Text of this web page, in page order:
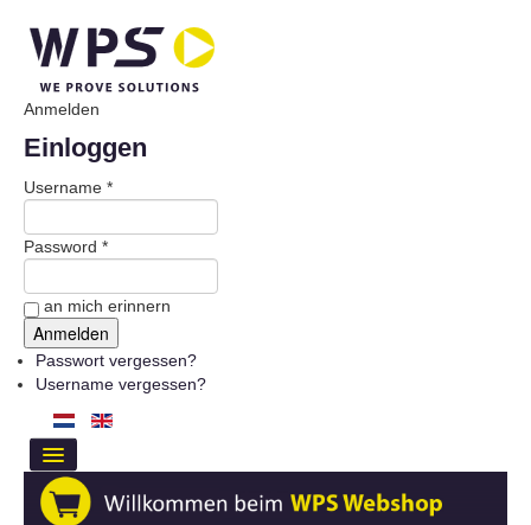
Anmelden
Einloggen
Username *
Password *
an mich erinnern
Passwort vergessen?
Username vergessen?
HOME